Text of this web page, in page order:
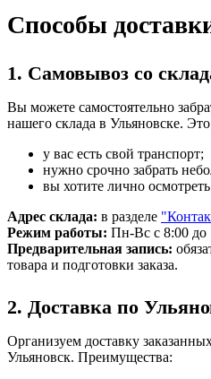
Способы
1. Самовывоз со
Вы можете самостоятельно
нашего склада в Ульяновске.
у вас есть свой транспорт;
нужно срочно забрать
вы хотите лично
Адрес склада: в разделе
Режим работы: Пн-Вс с 8:00
Предварительная запись:
товара и подготовки заказа.
2. Доставка по
Организуем доставку
Ульяновск. Преимущества: